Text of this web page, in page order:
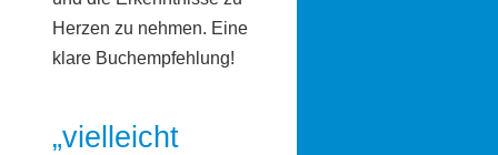
Herzen zu nehmen. Eine
klare Buchempfehlung!
„vielleicht